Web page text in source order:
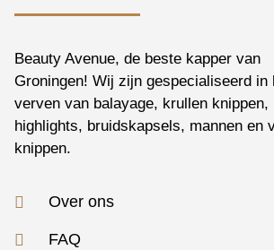
Beauty Avenue, de beste kapper van
Groningen! Wij zijn gespecialiseerd in
verven van balayage, krullen knippen,
highlights, bruidskapsels, mannen en
knippen.
Over ons
FAQ